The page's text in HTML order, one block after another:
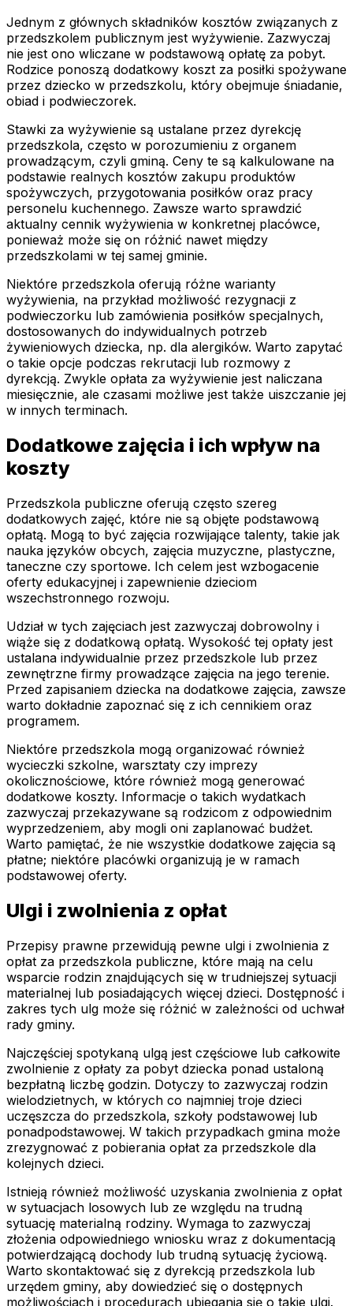
Jednym z głównych składników kosztów związanych z
przedszkolem publicznym jest wyżywienie. Zazwyczaj
nie jest ono wliczane w podstawową opłatę za pobyt.
Rodzice ponoszą dodatkowy koszt za posiłki spożywane
przez dziecko w przedszkolu, który obejmuje śniadanie,
obiad i podwieczorek.
Stawki za wyżywienie są ustalane przez dyrekcję
przedszkola, często w porozumieniu z organem
prowadzącym, czyli gminą. Ceny te są kalkulowane na
podstawie realnych kosztów zakupu produktów
spożywczych, przygotowania posiłków oraz pracy
personelu kuchennego. Zawsze warto sprawdzić
aktualny cennik wyżywienia w konkretnej placówce,
ponieważ może się on różnić nawet między
przedszkolami w tej samej gminie.
Niektóre przedszkola oferują różne warianty
wyżywienia, na przykład możliwość rezygnacji z
podwieczorku lub zamówienia posiłków specjalnych,
dostosowanych do indywidualnych potrzeb
żywieniowych dziecka, np. dla alergików. Warto zapytać
o takie opcje podczas rekrutacji lub rozmowy z
dyrekcją. Zwykle opłata za wyżywienie jest naliczana
miesięcznie, ale czasami możliwe jest także uiszczanie jej
w innych terminach.
Dodatkowe zajęcia i ich wpływ na
koszty
Przedszkola publiczne oferują często szereg
dodatkowych zajęć, które nie są objęte podstawową
opłatą. Mogą to być zajęcia rozwijające talenty, takie jak
nauka języków obcych, zajęcia muzyczne, plastyczne,
taneczne czy sportowe. Ich celem jest wzbogacenie
oferty edukacyjnej i zapewnienie dzieciom
wszechstronnego rozwoju.
Udział w tych zajęciach jest zazwyczaj dobrowolny i
wiąże się z dodatkową opłatą. Wysokość tej opłaty jest
ustalana indywidualnie przez przedszkole lub przez
zewnętrzne firmy prowadzące zajęcia na jego terenie.
Przed zapisaniem dziecka na dodatkowe zajęcia, zawsze
warto dokładnie zapoznać się z ich cennikiem oraz
programem.
Niektóre przedszkola mogą organizować również
wycieczki szkolne, warsztaty czy imprezy
okolicznościowe, które również mogą generować
dodatkowe koszty. Informacje o takich wydatkach
zazwyczaj przekazywane są rodzicom z odpowiednim
wyprzedzeniem, aby mogli oni zaplanować budżet.
Warto pamiętać, że nie wszystkie dodatkowe zajęcia są
płatne; niektóre placówki organizują je w ramach
podstawowej oferty.
Ulgi i zwolnienia z opłat
Przepisy prawne przewidują pewne ulgi i zwolnienia z
opłat za przedszkola publiczne, które mają na celu
wsparcie rodzin znajdujących się w trudniejszej sytuacji
materialnej lub posiadających więcej dzieci. Dostępność i
zakres tych ulg może się różnić w zależności od uchwał
rady gminy.
Najczęściej spotykaną ulgą jest częściowe lub całkowite
zwolnienie z opłaty za pobyt dziecka ponad ustaloną
bezpłatną liczbę godzin. Dotyczy to zazwyczaj rodzin
wielodzietnych, w których co najmniej troje dzieci
uczęszcza do przedszkola, szkoły podstawowej lub
ponadpodstawowej. W takich przypadkach gmina może
zrezygnować z pobierania opłat za przedszkole dla
kolejnych dzieci.
Istnieją również możliwość uzyskania zwolnienia z opłat
w sytuacjach losowych lub ze względu na trudną
sytuację materialną rodziny. Wymaga to zazwyczaj
złożenia odpowiedniego wniosku wraz z dokumentacją
potwierdzającą dochody lub trudną sytuację życiową.
Warto skontaktować się z dyrekcją przedszkola lub
urzędem gminy, aby dowiedzieć się o dostępnych
możliwościach i procedurach ubiegania się o takie ulgi.